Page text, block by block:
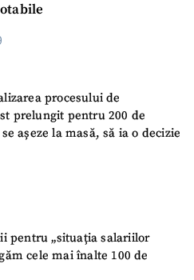
procesului de
prelungit pentru 200 de
așeze la masă, să ia o decizie
pentru „situația salariilor
cele mai înalte 100 de